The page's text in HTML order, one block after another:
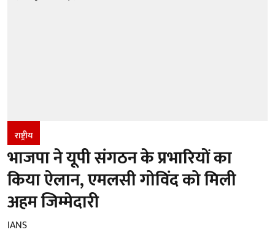
राष्ट्रीय
भाजपा ने यूपी संगठन के प्रभारियों का
किया ऐलान, एमलसी गोविंद को मिली
अहम जिम्मेदारी
IANS